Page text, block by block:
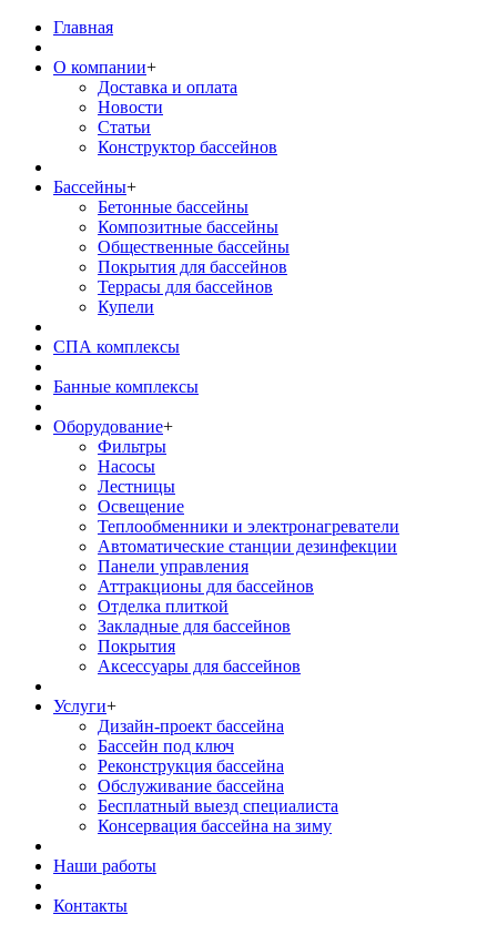
Главная
О компании+
Доставка и оплата
Новости
Статьи
Конструктор бассейнов
Бассейны+
Бетонные бассейны
Композитные бассейны
Общественные бассейны
Покрытия для бассейнов
Террасы для бассейнов
Купели
СПА комплексы
Банные комплексы
Оборудование+
Фильтры
Насосы
Лестницы
Освещение
Теплообменники и электронагреватели
Автоматические станции дезинфекции
Панели управления
Аттракционы для бассейнов
Отделка плиткой
Закладные для бассейнов
Покрытия
Аксессуары для бассейнов
Услуги+
Дизайн-проект бассейна
Бассейн под ключ
Реконструкция бассейна
Обслуживание бассейна
Бесплатный выезд специалиста
Консервация бассейна на зиму
Наши работы
Контакты